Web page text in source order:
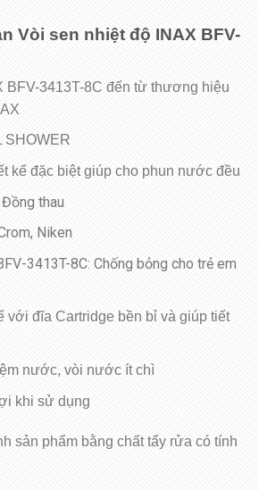
Vòi sen nhiệt độ INAX BFV-
BFV-3413T-8C đến từ thương hiệu
SHOWER
kế đặc biệt giúp cho phun nước đều
thau
Niken
3413T-8C: Chống bỏng cho trẻ em
với đĩa Cartridge bền bỉ và giúp tiết
nước, vòi nước ít chì
khi sử dụng
sản phẩm bằng chất tẩy rửa có tính